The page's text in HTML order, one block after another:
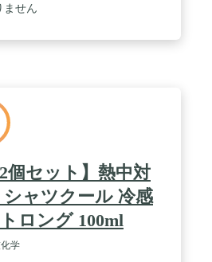
ません
2個セット】熱中対
シャツクール 冷感
ロング 100ml
学